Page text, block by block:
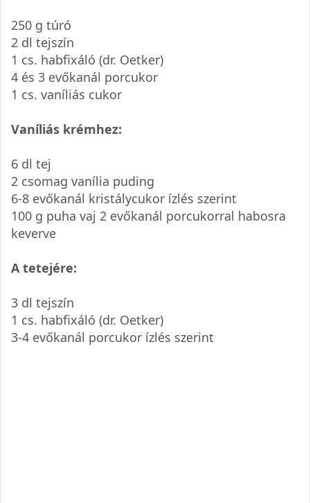
250 g túró
2 dl tejszín
1 cs. habfixáló (dr. Oetker)
4 és 3 evőkanál porcukor
1 cs. vaníliás cukor
Vaníliás krémhez:
6 dl tej
2 csomag vanília puding
6-8 evőkanál kristálycukor ízlés szerint
100 g puha vaj 2 evőkanál porcukorral habosra
keverve
A tetejére:
3 dl tejszín
1 cs. habfixáló (dr. Oetker)
3-4 evőkanál porcukor ízlés szerint